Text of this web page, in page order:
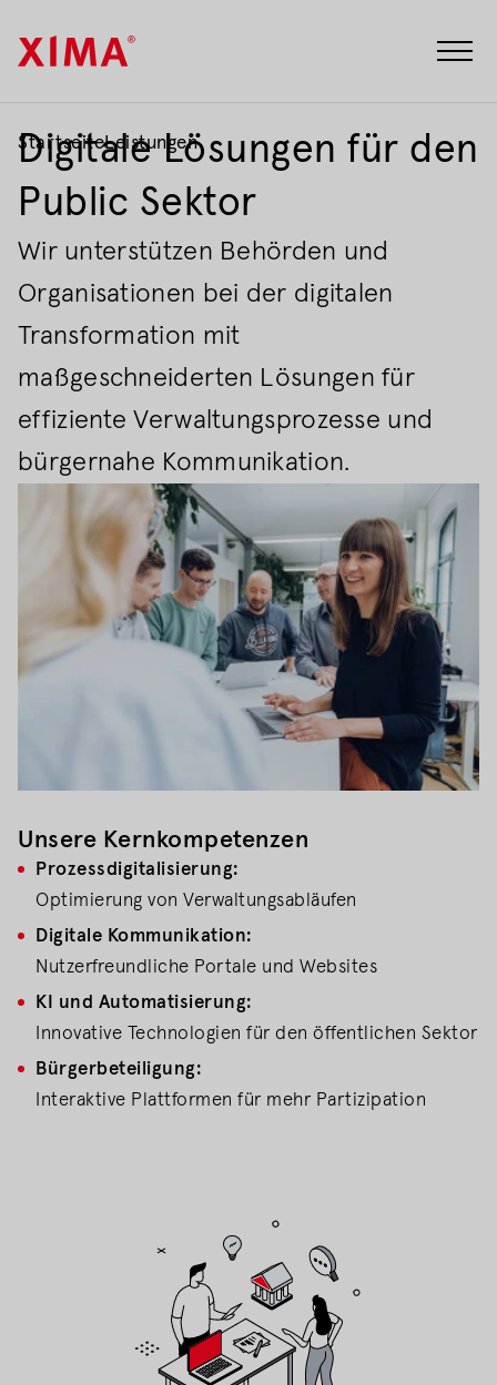
StartseiteLeistungen
Digitale Lösungen für den
Public Sektor
Wir unterstützen Behörden und
Organisationen bei der digitalen
Transformation mit
maßgeschneiderten Lösungen für
effiziente Verwaltungsprozesse und
bürgernahe Kommunikation.
Unsere Kernkompetenzen
Prozessdigitalisierung:
Optimierung von Verwaltungsabläufen
Digitale Kommunikation:
Nutzerfreundliche Portale und Websites
KI und Automatisierung:
Innovative Technologien für den öffentlichen Sektor
Bürgerbeteiligung:
Interaktive Plattformen für mehr Partizipation